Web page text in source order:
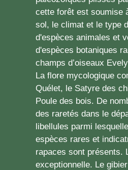
cette forêt est soumise
sol, le climat et le type
d'espèces animales et
d'espèces botaniques
champs d’oiseaux
La flore mycologique
Quélet, le Satyre des
Poule des bois. De
des raretés dans le
libellules parmi
espèces rares et
rapaces sont présents.
exceptionnelle. Le